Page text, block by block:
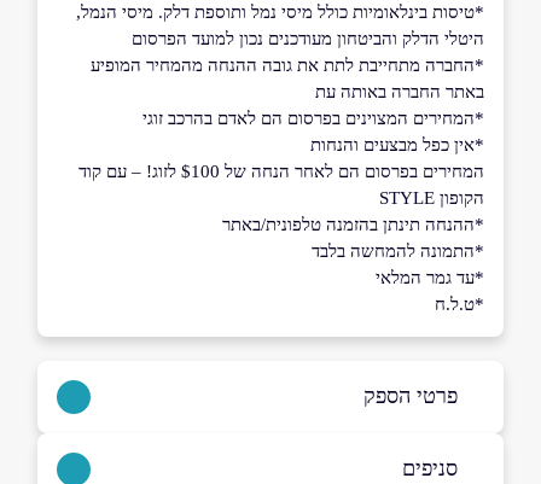
*טיסות בינלאומיות כולל מיסי נמל ותוספת דלק. מיסי הנמל,
היטלי הדלק והביטחון מעודכנים נכון למועד הפרסום
*החברה מתחייבת לתת את גובה ההנחה מהמחיר המופיע
באתר החברה באותה עת
*המחירים המצוינים בפרסום הם לאדם בהרכב זוגי
*אין כפל מבצעים והנחות
המחירים בפרסום הם לאחר הנחה של $100 לזוג! – עם קוד
הקופון STYLE
*ההנחה תינתן בהזמנה טלפונית/באתר
*התמונה להמחשה בלבד
*עד גמר המלאי
*ט.ל.ח
פרטי הספק
סניפים